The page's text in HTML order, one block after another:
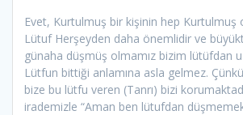
Evet, Kurtulmuş bir kişinin hep Kurtulmuş
Lütuf Herşeyden daha önemlidir ve
günaha düşmüş olmamız bizim lütüfdan
Lütfun bittiği anlamına asla gelmez. Çünkü
bize bu lütfu veren (Tanrı) bizi
irademizle “Aman ben lütufdan